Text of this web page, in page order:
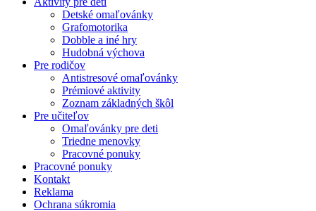
Detské omaľovánky
Grafomotorika
Dobble a iné hry
Hudobná výchova
Pre rodičov
Antistresové omaľovánky
Prémiové aktivity
Zoznam základných škôl
Pre učiteľov
Omaľovánky pre deti
Triedne menovky
Pracovné ponuky
Pracovné ponuky
Kontakt
Reklama
Ochrana súkromia